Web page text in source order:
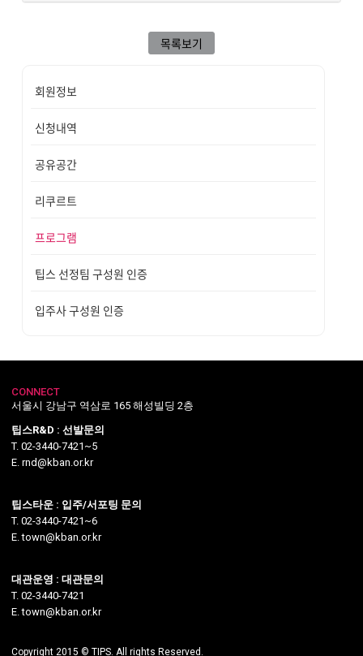
목록보기
회원정보
신청내역
공유공간
리쿠르트
프로그램
팁스 선정팀 구성원 인증
입주사 구성원 인증
CONNECT
서울시 강남구 역삼로 165 해성빌딩 2층
팁스R&D : 선발문의
T. 02-3440-7421~5
E. rnd@kban.or.kr
팁스타운 : 입주/서포팅 문의
T. 02-3440-7421~6
E. town@kban.or.kr
대관운영 : 대관문의
T. 02-3440-7421
E. town@kban.or.kr
Copyright 2015 © TIPS. All rights Reserved.